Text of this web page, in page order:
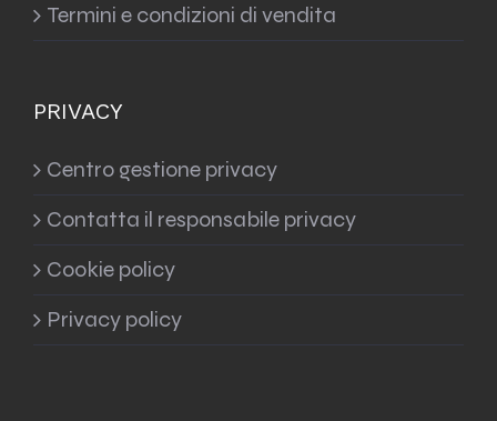
Termini e condizioni di vendita
PRIVACY
Centro gestione privacy
Contatta il responsabile privacy
Cookie policy
Privacy policy